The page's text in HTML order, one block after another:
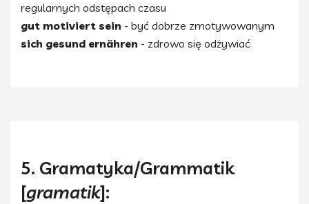
regularnych odstępach czasu
gut motiviert sein - być dobrze zmotywowanym
sich gesund ernähren - zdrowo się odżywiać
5. Gramatyka/Grammatik
[gramatik]: